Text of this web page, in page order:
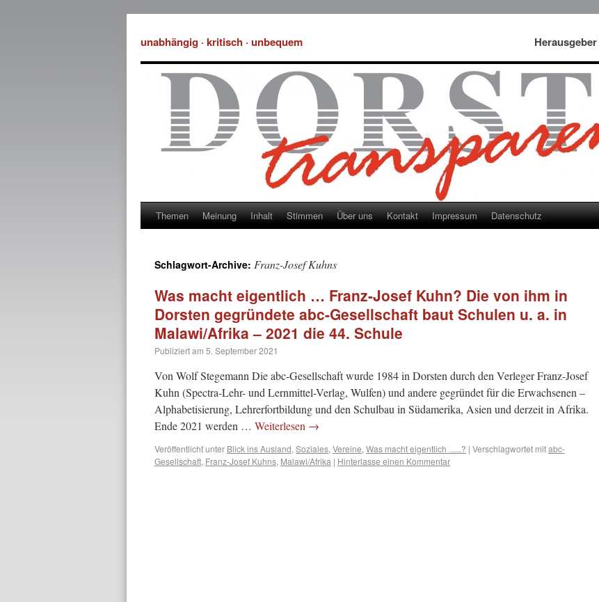
unabhängig · kritisch · unbequem
Themen Meinung Inhalt Stimmen Über uns Kontakt Impressum Datenschutz
Schlagwort-Archive: Franz-Josef Kuhns
Was macht eigentlich … Franz-Josef Kuhn? Die von ihm in
Dorsten gegründete abc-Gesellschaft baut Schulen u. a. in
Malawi/Afrika – 2021 die 44. Schule
Publiziert am 5. September 2021
Von Wolf Stegemann Die abc-Gesellschaft wurde 1984 in Dorsten durch den Verleger Franz-Josef
Kuhn (Spectra-Lehr- und Lernmittel-Verlag, Wulfen) und andere gegründet für die Erwachsenen –
Alphabetisierung, Lehrerfortbildung und den Schulbau in Südamerika, Asien und derzeit in Afrika.
Ende 2021 werden … Weiterlesen →
Veröffentlicht unter Blick ins Ausland, Soziales, Vereine, Was macht eigentlich ......? | Verschlagwortet mitabc-
Gesellschaft, Franz-Josef Kuhns, Malawi/Afrika | Hinterlasse einen Kommentar